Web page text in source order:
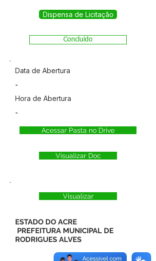
Dispensa de Licitação
Concluído
Data de Abertura
-
Hora de Abertura
-
Acessar Pasta no Drive
Visualizar Doc
Visualizar
ESTADO DO ACRE
PREFEITURA MUNICIPAL DE
RODRIGUES ALVES